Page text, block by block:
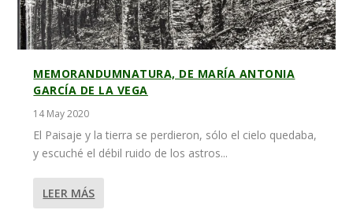
MEMORANDUMNATURA, DE MARÍA ANTONIA
GARCÍA DE LA VEGA
14 May 2020
El Paisaje y la tierra se perdieron, sólo el cielo quedaba,
y escuché el débil ruido de los astros...
LEER MÁS